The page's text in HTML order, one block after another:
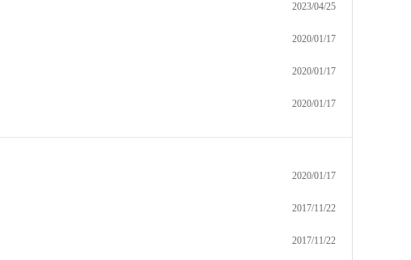
2023/04/25
2020/01/17
2020/01/17
2020/01/17
2020/01/17
2017/11/22
2017/11/22